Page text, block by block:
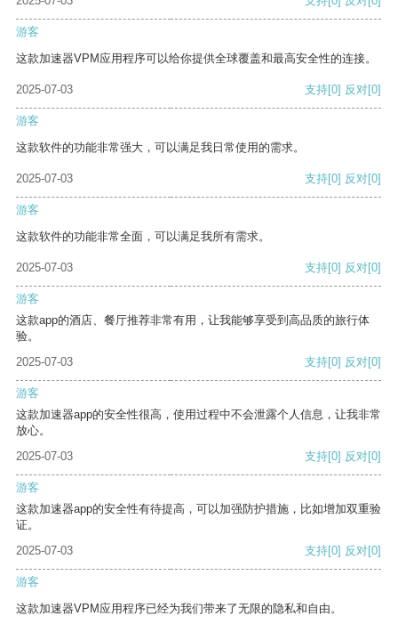
游客
这款加速器VPM应用程序可以给你提供全球覆盖和最高安全性的连接。
2025-07-03 支持[0] 反对[0]
游客
这款软件的功能非常强大，可以满足我日常使用的需求。
2025-07-03 支持[0] 反对[0]
游客
这款软件的功能非常全面，可以满足我所有需求。
2025-07-03 支持[0] 反对[0]
游客
这款app的酒店、餐厅推荐非常有用，让我能够享受到高品质的旅行体
验。
2025-07-03
支持[0] 反对[0]
游客
这款加速器app的安全性很高，使用过程中不会泄露个人信息，让我非常
放心。
2025-07-03
支持[0] 反对[0]
游客
这款加速器app的安全性有待提高，可以加强防护措施，比如增加双重验
证。
2025-07-03
支持[0] 反对[0]
游客
这款加速器VPM应用程序已经为我们带来了无限的隐私和自由。